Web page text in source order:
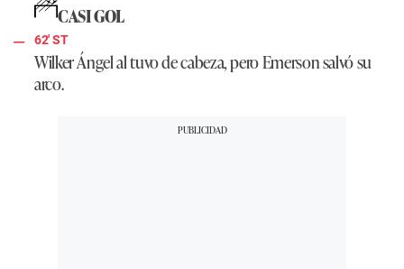
CASI GOL
62' ST
Wilker Ángel al tuvo de cabeza, pero Emerson salvó su
arco.